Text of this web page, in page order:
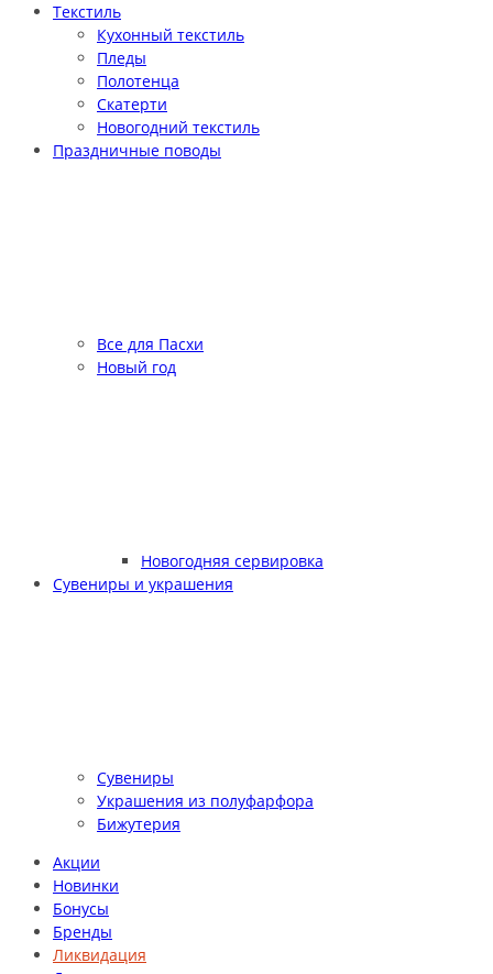
Текстиль
Кухонный текстиль
Пледы
Полотенца
Скатерти
Новогодний текстиль
Праздничные поводы
Все для Пасхи
Новый год
Новогодняя сервировка
Сувениры и украшения
Сувениры
Украшения из полуфарфора
Бижутерия
Акции
Новинки
Бонусы
Бренды
Ликвидация